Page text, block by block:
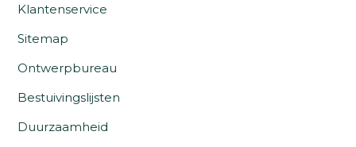
Klantenservice
Sitemap
Ontwerpbureau
Bestuivingslijsten
Duurzaamheid